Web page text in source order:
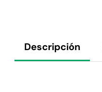
Descripción